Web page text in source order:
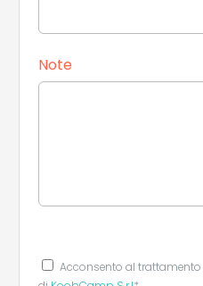
Note
Acconsento al